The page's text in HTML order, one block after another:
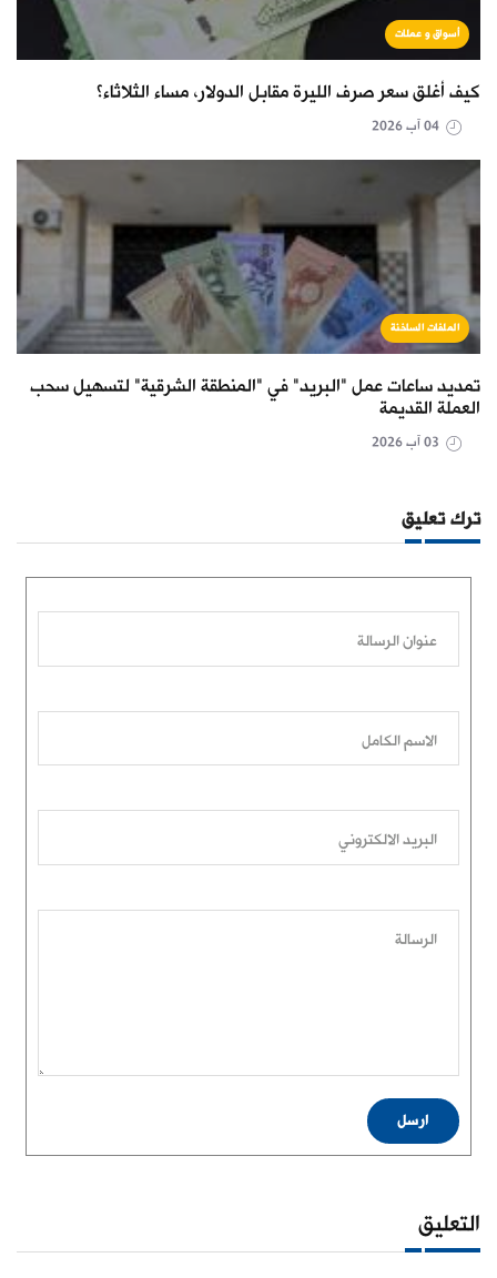
أسواق و عملات
كيف أغلق سعر صرف الليرة مقابل الدولار، مساء الثلاثاء؟
الملفات الساخنة
تمديد ساعات عمل "البريد" في "المنطقة الشرقية" لتسهيل سحب
العملة القديمة
ترك تعليق
عنوان الرسالة
الاسم الكامل
البريد الالكتروني
الرسالة
ارسل
التعليق